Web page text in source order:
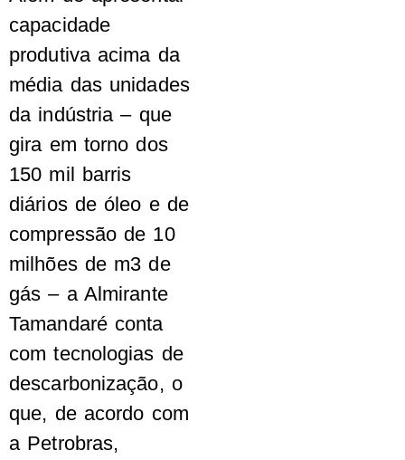
capacidade
produtiva acima da
média das unidades
da indústria – que
gira em torno dos
150 mil barris
diários de óleo e de
compressão de 10
milhões de m3 de
gás – a Almirante
Tamandaré conta
com tecnologias de
descarbonização, o
que, de acordo com
a Petrobras,